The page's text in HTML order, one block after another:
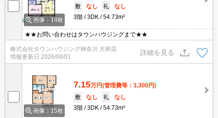
画像：18枚
敷
なし 礼
なし
3階
3DK 54.73m²
★★お問い合わせはタウンハウジングまで★★
株式会社タウンハウジング神奈川 大和店
情報更新日 2026/08/01
詳細を見る
画像：15枚
7.15万円(管理費等：3,300円)
敷
なし 礼
なし
3階
3DK 54.73m²